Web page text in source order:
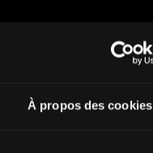
À propos des cookies